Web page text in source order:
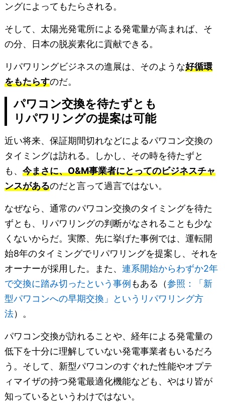
ングによってもたらされる。
そして、太陽光発電所による発電量が高まれば、そ
の分、日本の脱炭素化に貢献できる。
リパワリングビジネスの進展は、そのような好循環
をもたらすのだ。
パワコン交換を待たずとも
リパワリングの提案は可能
近い将来、保証期間切れなどによるパワコン交換の
タイミングは訪れる。しかし、その時を待たずと
も、 今まさに、O&M事業者にとってのビジネスチャ
ンスがあるのだと言って過言ではない。
なぜなら、通常のパワコン交換のタイミングを待た
ずとも、リパワリングの判断がなされることも少な
くないからだ。実際、先に挙げた事例では、運転開
始8年のタイミングでリパワリングを提案し、それを
オーナーが採用した。また、 連系開始からわずか2年
で交換に踏み切ったという事例もある（参照：「新
型パワコンへの早期交換」というリパワリング方
法）。
パワコン交換が訪れることや、経年による発電量の
低下を十分に理解していない発電事業者もいるだろ
う。そして、新型パワコンのすぐれた性能やオプテ
ィマイザの持つ発電最適化機能なども、やはり皆が
知っているというわけではない。